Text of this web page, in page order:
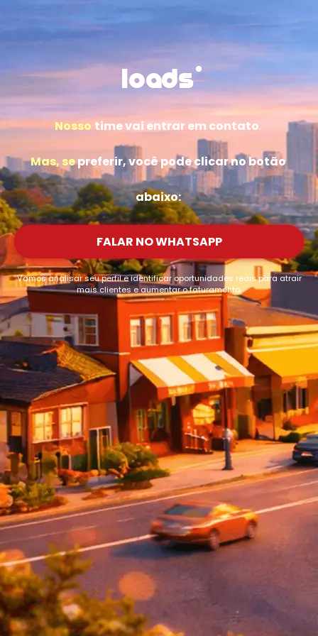
Nosso time vai entrar em contato.
Mas, sepreferir, você pode clicar no botão
abaixo:
FALAR NO WHATSAPP
Vamos analisar seu perfil e identificar oportunidades reais para atrair
mais clientes e aumentar o faturamento.